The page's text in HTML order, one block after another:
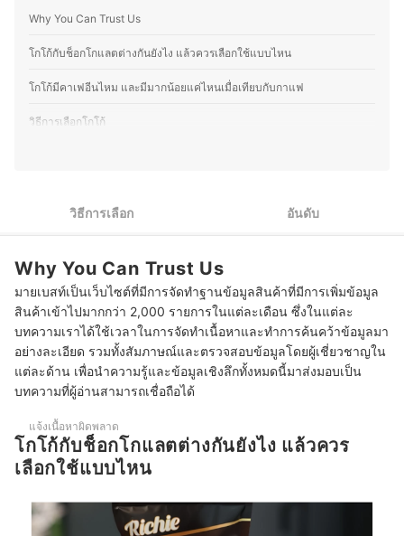
การมีสุขภาพที่ดีและร่างกายที่แข็งแรง
เกี่ยวกับโภชนาการและการดูแลสุขภาพในชีวิตประจำวัน โดย
สิ่งที่ช่วยให้สุขภาพดีขึ้นอย่างยั่งยืน คุณออมจึงมุ่งมั่นที่จะ
ประวัติของ สิริญ์มาศ ปล้องเจริญ (ออม)
Why You Can Trust Us
โกโก้กับช็อกโกแลตต่างกันยังไง แล้วควรเลือกใช้แบบไหน
โกโก้มีคาเฟอีนไหม และมีมากน้อยแค่ไหนเมื่อเทียบกับกาแฟ
วิธีการเลือกโกโก้
4 ตรวจสอบจากความเข้มข้นของโกโก้และส่วนผสมในผลิตภัณฑ์
5 พิจารณาเลือกโกโก้จากแบรนด์ที่น่าเชื่อถือและได้มาตรฐาน
10 โกโก้ ยี่ห้อไหนอร่อย สำเร็จรูป รสชาติอร่อย น้ำตาลน้อย
วิธีการดื่มโกโก้ให้อร่อยควรทำอย่างไร
บทความที่เกี่ยวข้องกับโกโก้
วิธีการเลือก อันดับ
Why You Can Trust Us
มายเบสท์เป็นเว็บไซต์ที่มีการจัดทำฐานข้อมูลสินค้าที่มีการเพิ่มข้อมูล
สินค้าเข้าไปมากกว่า 2,000 รายการในแต่ละเดือน ซึ่งในแต่ละ
บทความเราได้ใช้เวลาในการจัดทำเนื้อหาและทำการค้นคว้าข้อมูลมา
อย่างละเอียด รวมทั้งสัมภาษณ์และตรวจสอบข้อมูลโดยผู้เชี่ยวชาญใน
แต่ละด้าน เพื่อนำความรู้และข้อมูลเชิงลึกทั้งหมดนี้มาส่งมอบเป็น
บทความที่ผู้อ่านสามารถเชื่อถือได้
แจ้งเนื้อหาผิดพลาด
โกโก้กับช็อกโกแลตต่างกันยังไง แล้วควร
เลือกใช้แบบไหน